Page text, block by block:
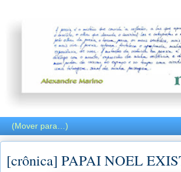
[crônica] PAPAI NOEL